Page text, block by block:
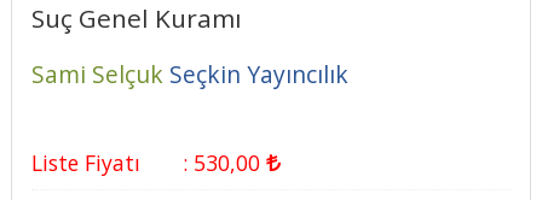
Suç Genel Kuramı
Sami Selçuk Seçkin Yayıncılık
Liste Fiyatı : 530,00